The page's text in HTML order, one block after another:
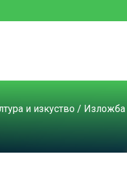
и изкуство / Изложба